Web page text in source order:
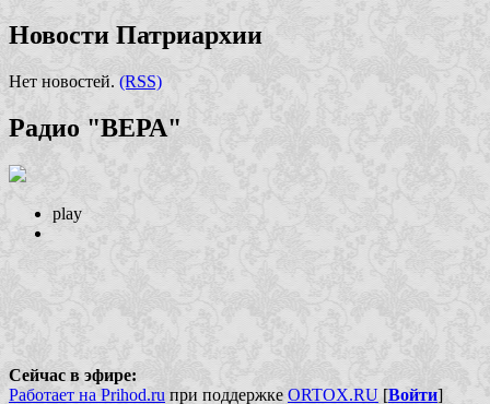
Новости Патриархии
Нет новостей. (RSS)
Радио "ВЕРА"
play
Сейчас в эфире:
Работает на Prihod.ru при поддержке ORTOX.RU [Войти]